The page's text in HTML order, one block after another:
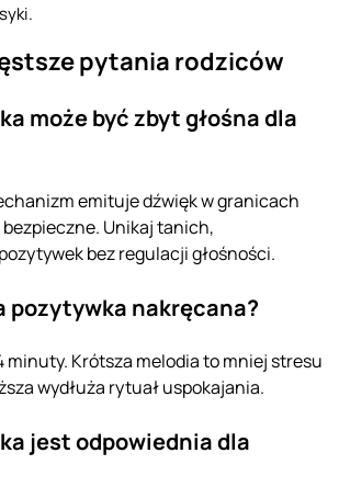
pytania rodziców
może być zbyt głośna dla
emituje dźwięk w granicach
Unikaj tanich,
bez regulacji głośności.
pozytywka nakręcana?
minuty. Krótsza melodia to mniej stresu
wydłuża rytuał uspokajania.
jest odpowiednia dla